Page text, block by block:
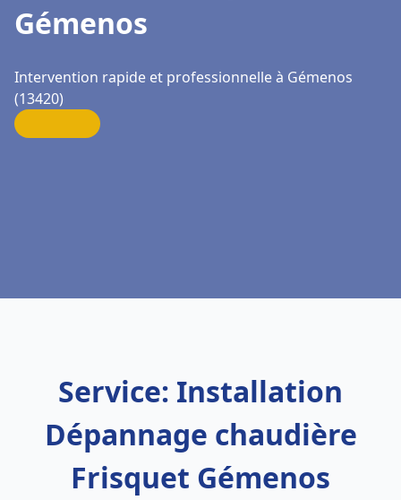
Gémenos
Intervention rapide et professionnelle à Gémenos
(13420)
Service: Installation
Dépannage chaudière
Frisquet Gémenos